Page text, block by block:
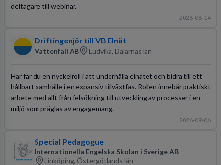
deltagare till webinar.
2026-08-14
Driftingenjör till VB Elnät
Vattenfall AB Ludvika, Dalarnas län
Här får du en nyckelroll i att underhålla elnätet och bidra till ett
hållbart samhälle i en expansiv tillväxtfas. Rollen innebär praktiskt
arbete med allt från felsökning till utveckling av processer i en
miljö som präglas av engagemang.
2026-09-06
Special Pedagogue
Internationella Engelska Skolan i Sverige AB
Linköping, Östergötlands län